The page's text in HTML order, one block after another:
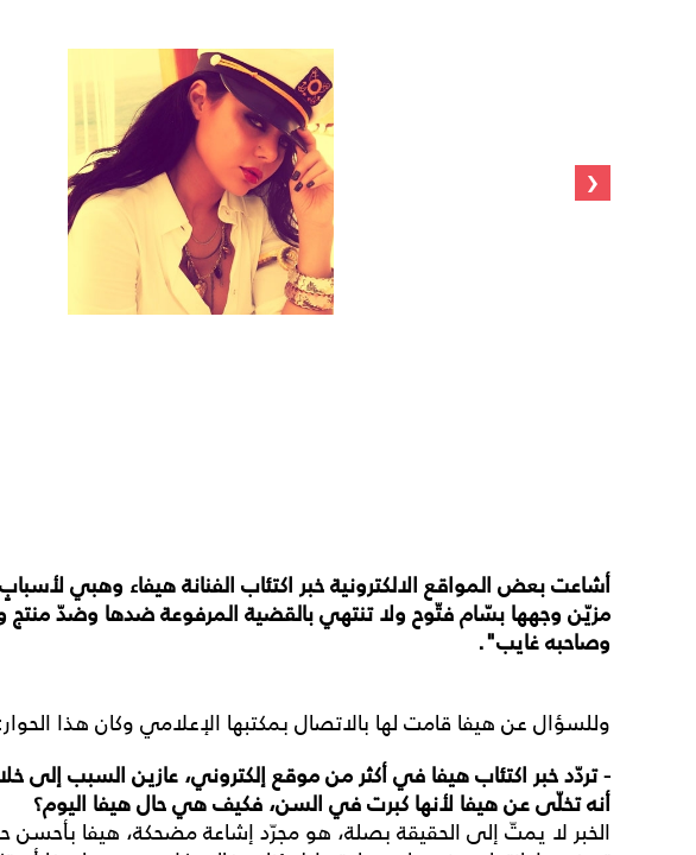
‹
أشاعت بعض المواقع الالكترونية خبر اكتئاب الفنانة هيفاء وهبي
مزيّن وجهها بسّام فتّوح ولا تنتهي بالقضية المرفوعة ضدها وضدّ
وصاحبه غايب".
وللسؤال عن هيفا قامت لها بالاتصال بمكتبها الإعلامي وكان هذا الحوار:
- تردّد خبر اكتئاب هيفا في أكثر من موقع إلكتروني، عازين السبب إلى
أنه تخلّى عن هيفا لأنها كبرت في السن، فكيف هي حال هيفا اليوم؟
الخبر لا يمتّ إلى الحقيقة بصلة، هو مجرّد إشاعة مضحكة، هيفا بأحسن